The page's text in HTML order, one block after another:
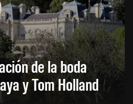
de la boda
y Tom Holland